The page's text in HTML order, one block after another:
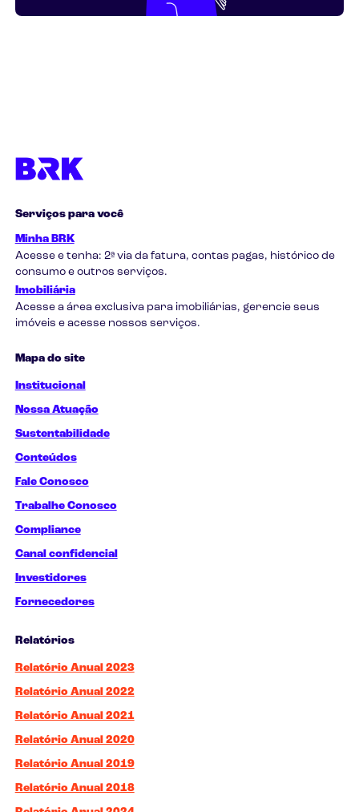
Serviços para você
Minha BRK
Acesse e tenha: 2ª via da fatura, contas pagas, histórico de
consumo e outros serviços.
Imobiliária
Acesse a área exclusiva para imobiliárias, gerencie seus
imóveis e acesse nossos serviços.
Mapa do site
Institucional
Nossa Atuação
Sustentabilidade
Conteúdos
Fale Conosco
Trabalhe Conosco
Compliance
Canal confidencial
Investidores
Fornecedores
Relatórios
Relatório Anual 2023
Relatório Anual 2022
Relatório Anual 2021
Relatório Anual 2020
Relatório Anual 2019
Relatório Anual 2018